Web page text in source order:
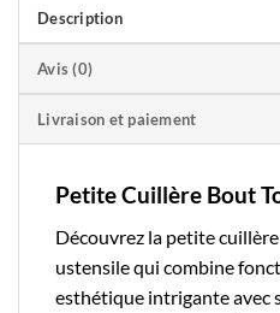
Description
Avis (0)
Livraison et paiement
Petite Cuillère Bout
Découvrez la petite cuillère
ustensile qui combine
esthétique intrigante avec